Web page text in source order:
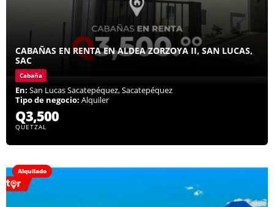
CABAÑAS EN RENTA EN ALDEA ZORZOYA II, SAN LUCAS,
SAC
Cabaña
En: San Lucas Sacatepéquez, Sacatepéquez
Tipo de negocio: Alquiler
Q3,500
QUETZAL
Alquilado